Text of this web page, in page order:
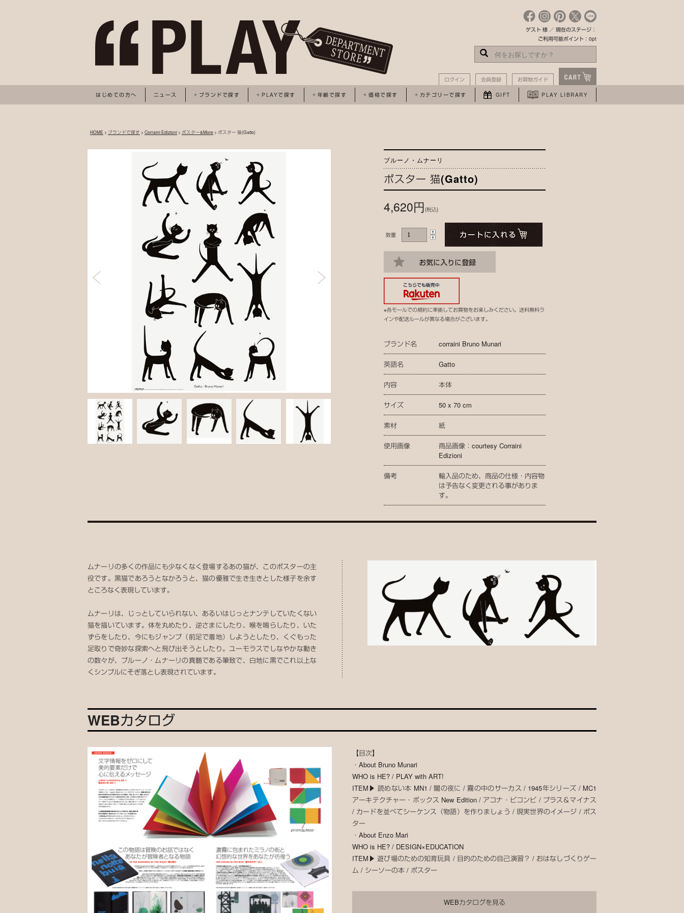
ゲスト 様 ／ 現在のステージ：
ご利用可能ポイント：0pt
ログイン 会員登録 お買物ガイド
はじめての方へ ニュース ブランドで探す PLAYで探す 年齢で探す 価格で探す カテゴリーで探す GIFT PLAY LIBRARY
HOME > ブランドで探す > Corraini Edizioni > ポスター&More > ポスター 猫(Gatto)
※各モールでの規約に準拠してお買物をお楽しみください。送料無料ラ
インや配送ルールが異なる場合がございます。
ブランド名 corraini Bruno Munari
英語名 Gatto
内容 本体
サイズ 50 x 70 cm
素材 紙
使用画像
商品画像：courtesy Corraini
Edizioni
備考
輸入品のため、商品の仕様・内容物
は予告なく変更される事がありま
す。
ブルーノ・ムナーリ
ポスター 猫(Gatto)
4,620円(税込)
数量
ムナーリの多くの作品にも少なくなく登場するあの猫が、このポスターの主
役です。黒猫であろうとなかろうと、猫の優雅で生き生きとした様子を余す
ところなく表現しています。
ムナーリは、じっとしていられない、あるいはじっとナンテしていたくない
猫を描いています。体を丸めたり、逆さまにしたり、喉を鳴らしたり、いた
ずらをしたり、今にもジャンプ（前足で着地）しようとしたり、くぐもった
足取りで奇妙な探索へと飛び出そうとしたり。ユーモラスでしなやかな動き
の数々が、ブルーノ・ムナーリの真髄である筆致で、白地に黒でこれ以上な
くシンプルにそぎ落とし表現されています。
WEBカタログ
【目次】
・About Bruno Munari
WHO is HE? / PLAY with ART!
ITEM▶ 読めない本 MN1 / 闇の夜に / 霧の中のサーカス / 1945年シリーズ / MC1
アーキテクチャー・ボックス New Edition / アコナ・ビコンビ / プラス＆マイナス
/ カードを並べてシーケンス（物語）を作りましょう / 現実世界のイメージ / ポス
ター
・About Enzo Mari
WHO is HE? / DESIGN×EDUCATION
ITEM▶ 遊び場のための知育玩具 / 目的のための自己演習？ / おはなしづくりゲー
ム / シーソーの本 / ポスター
WEBカタログを見る